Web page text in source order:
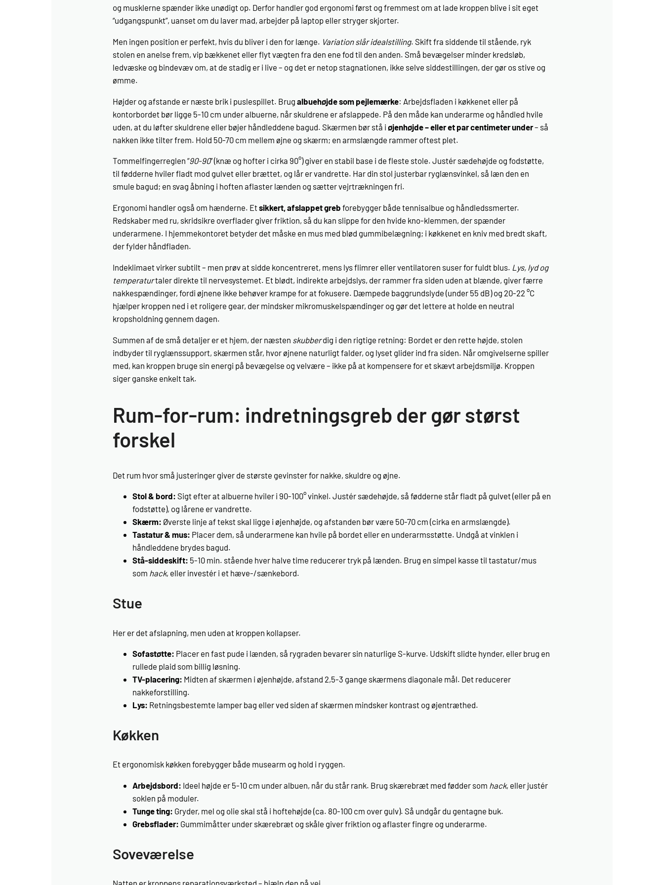
og musklerne spænder ikke unødigt op. Derfor handler god ergonomi først og fremmest om at lade kroppen blive i sit eget
“udgangspunkt”, uanset om du laver mad, arbejder på laptop eller stryger skjorter.
Men ingen position er perfekt, hvis du bliver i den for længe. Variation slår idealstilling. Skift fra siddende til stående, ryk
stolen en anelse frem, vip bækkenet eller flyt vægten fra den ene fod til den anden. Små bevægelser minder kredsløb,
ledvæske og bindevæv om, at de stadig er i live – og det er netop stagnationen, ikke selve siddestillingen, der gør os stive og
ømme.
Højder og afstande er næste brik i puslespillet. Brug albuehøjde som pejlemærke: Arbejdsfladen i køkkenet eller på
kontorbordet bør ligge 5-10 cm under albuerne, når skuldrene er afslappede. På den måde kan underarme og håndled hvile
uden, at du løfter skuldrene eller bøjer håndleddene bagud. Skærmen bør stå i øjenhøjde – eller et par centimeter under– så
nakken ikke tilt­er frem. Hold 50-70 cm mellem øjne og skærm; en armslængde rammer oftest plet.
Tommelfingerreglen “90-90” (knæ og hofter i cirka 90°) giver en stabil base i de fleste stole. Justér sædehøjde og fodstøtte,
til fødderne hviler fladt mod gulvet eller brættet, og lår er vandrette. Har din stol justerbar ryglænsvinkel, så læn den en
smule bagud; en svag åbning i hoften aflaster lænden og sætter vejrtrækningen fri.
Ergonomi handler også om hænderne. Etsikkert, afslappet greb forebygger både tennisalbue og håndledssmerter.
Redskaber med ru, skridsikre overflader giver friktion, så du kan slippe for den hvide kno-klemmen, der spænder
underarmene. I hjemmekontoret betyder det måske en mus med blød gummibelægning; i køkkenet en kniv med bredt skaft,
der fylder håndfladen.
Indeklimaet virker subtilt – men prøv at sidde koncentreret, mens lys flimrer eller ventilatoren suser for fuldt blus. Lys, lyd og
temperaturtaler direkte til nervesystemet. Et blødt, indirekte arbejdslys, der rammer fra siden uden at blænde, giver færre
nakkespændinger, fordi øjnene ikke behøver krampe for at fokusere. Dæmpede baggrundslyde (under 55 dB) og 20-22 °C
hjælper kroppen ned i et roligere gear, der mindsker mikromuskelspændinger og gør det lettere at holde en neutral
kropsholdning gennem dagen.
Summen af de små detaljer er et hjem, der næsten skubberdig i den rigtige retning: Bordet er den rette højde, stolen
indbyder til ryglænssupport, skærmen står, hvor øjnene naturligt falder, og lyset glider ind fra siden. Når omgivelserne spiller
med, kan kroppen bruge sin energi på bevægelse og velvære – ikke på at kompensere for et skævt arbejdsmiljø. Kroppen
siger ganske enkelt tak.
Rum-for-rum: indretningsgreb der gør størst
forskel
Det rum hvor små justeringer giver de største gevinster for nakke, skuldre og øjne.
Stol & bord: Sigt efter at albuerne hviler i 90-100° vinkel. Justér sædehøjde, så fødderne står fladt på gulvet (eller på en
fodstøtte), og lårene er vandrette.
Skærm: Øverste linje af tekst skal ligge i øjenhøjde, og afstanden bør være 50-70 cm (cirka en armslængde).
Tastatur & mus: Placer dem, så underarmene kan hvile på bordet eller en underarmsstøtte. Undgå at vinklen i
håndleddene brydes bagud.
Stå-siddeskift: 5-10 min. stående hver halve time reducerer tryk på lænden. Brug en simpel kasse til tastatur/mus
som hack, eller investér i et hæve-/sænkebord.
Stue
Her er det afslapning, men uden at kroppen kollapser.
Sofastøtte: Placer en fast pude i lænden, så rygraden bevarer sin naturlige S-kurve. Udskift slidte hynder, eller brug en
rullede plaid som billig løsning.
TV-placering: Midten af skærmen i øjenhøjde, afstand 2,5-3 gange skærmens diagonale mål. Det reducerer
nakkeforstilling.
Lys: Retningsbestemte lamper bag eller ved siden af skærmen mindsker kontrast og øjentræthed.
Køkken
Et ergonomisk køkken forebygger både musearm og hold i ryggen.
Arbejdsbord: Ideel højde er 5-10 cm under albuen, når du står rank. Brug skærebræt med fødder som hack, eller justér
soklen på moduler.
Tunge ting: Gryder, mel og olie skal stå i hoftehøjde (ca. 80-100 cm over gulv). Så undgår du gentagne buk.
Grebsflader: Gummimåtter under skærebræt og skåle giver friktion og aflaster fingre og underarme.
Soveværelse